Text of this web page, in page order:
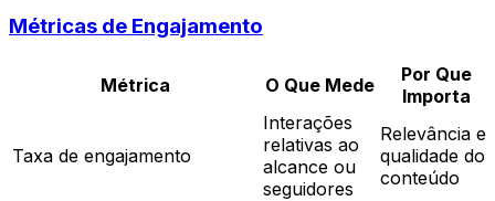
Métricas de Engajamento
Métrica O Que Mede
Por Que
Importa
Taxa de engajamento
Interações
relativas ao
alcance ou
seguidores
Relevância e
qualidade do
conteúdo